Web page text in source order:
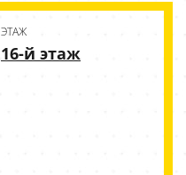
ЭТАЖ
16-й этаж